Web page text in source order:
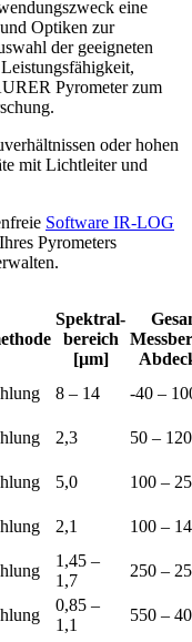
eine
Optiken zur
der geeigneten
Pyrometer zum
oder hohen
mit Lichtleiter und
Software IR-LOG
Pyrometers
Spektral-
bereich
[µm]
8 – 14 -40 –
2,3 50 –
5,0 100 –
2,1 100 –
1,45 –
1,7
250 –
0,85 –
1,1
550 –